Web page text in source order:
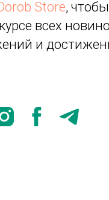
Store,
всех
и